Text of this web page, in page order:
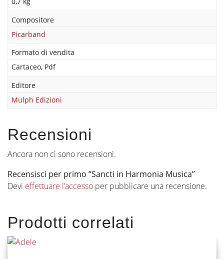
Compositore
Picarband
Formato di vendita
Cartaceo, Pdf
Editore
Mulph Edizioni
Recensioni
Ancora non ci sono recensioni.
Recensisci per primo “Sancti in Harmonia Musica”
Devi effettuare l’accesso per pubblicare una recensione.
Prodotti correlati